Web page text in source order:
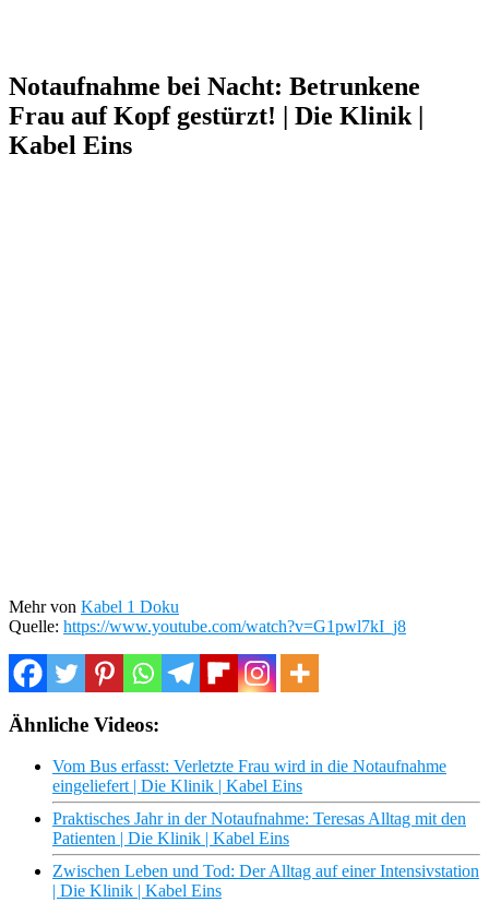
Notaufnahme bei Nacht: Betrunkene
Frau auf Kopf gestürzt! | Die Klinik |
Kabel Eins
Mehr von Kabel 1 Doku
Quelle: https://www.youtube.com/watch?v=G1pwl7kI_j8
Ähnliche Videos:
Vom Bus erfasst: Verletzte Frau wird in die Notaufnahme
eingeliefert | Die Klinik | Kabel Eins
Praktisches Jahr in der Notaufnahme: Teresas Alltag mit den
Patienten | Die Klinik | Kabel Eins
Zwischen Leben und Tod: Der Alltag auf einer Intensivstation
| Die Klinik | Kabel Eins